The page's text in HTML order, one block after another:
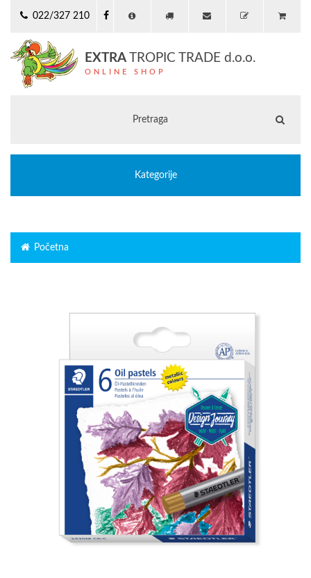
022/327 210
EXTRA TROPIC TRADE d.o.o.
ONLINE SHOP
Kategorije
Početna